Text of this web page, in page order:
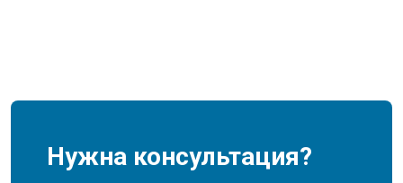
Нужна консультация?